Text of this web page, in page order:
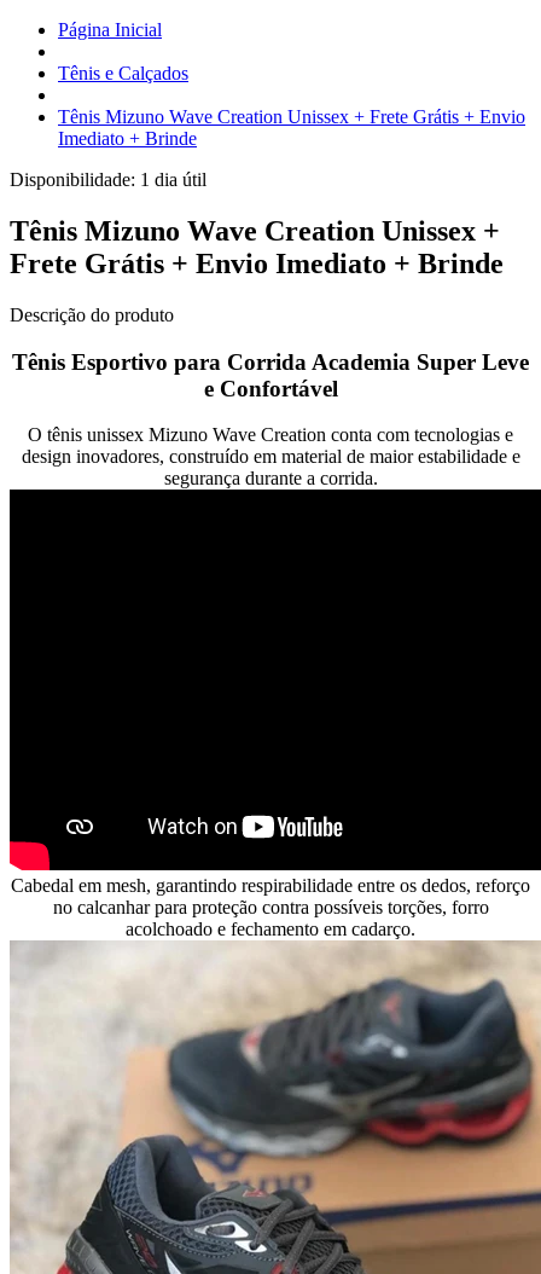
Página Inicial
Tênis e Calçados
Tênis Mizuno Wave Creation Unissex + Frete Grátis + Envio
Imediato + Brinde
Disponibilidade: 1 dia útil
Tênis Mizuno Wave Creation Unissex +
Frete Grátis + Envio Imediato + Brinde
Descrição do produto
Tênis Esportivo para Corrida Academia Super Leve
e Confortável
O tênis unissex Mizuno Wave Creation conta com tecnologias e
design inovadores, construído em material de maior estabilidade e
segurança durante a corrida.
Cabedal em mesh, garantindo respirabilidade entre os dedos, reforço
no calcanhar para proteção contra possíveis torções, forro
acolchoado e fechamento em cadarço.